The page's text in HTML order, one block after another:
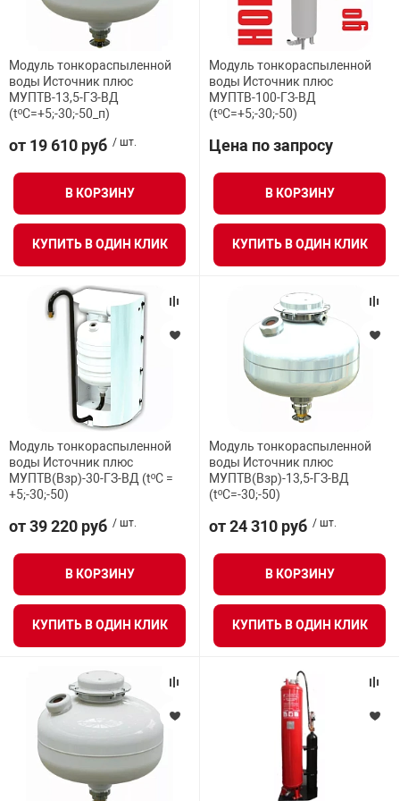
решения
безопасность
установки
оборудование
управления
и аналитики
объектов
периметра
и экипировка
Средства
Стволы
Установки
Шкафы
Щиты
Табло
Термошкафы
Масса модуля полная (без ОТВ)
Оъем баллона для хранения газа-вытеснителя
Масса воды, заправляемая в сосуд
Продолжительность действия в диапазоне
температур окружающей среды, с
Вместимость сосуда
Модуль тонкораспыленной
воды Источник плюс
МУПТВ-13,5-ГЗ-ВД
(tºC=+5;-30;-50_п)
от 19 610 руб / шт.
В КОРЗИНУ
КУПИТЬ В ОДИН КЛИК
Модуль тонкораспыленной
воды Источник плюс
МУПТВ-100-ГЗ-ВД
(tºC=+5;-30;-50)
Цена по запросу
В КОРЗИНУ
КУПИТЬ В ОДИН КЛИК
Модуль тонкораспыленной
воды Источник плюс
МУПТВ(Взр)-30-ГЗ-ВД (tºC =
+5;-30;-50)
от 39 220 руб / шт.
В КОРЗИНУ
КУПИТЬ В ОДИН КЛИК
Модуль тонкораспыленной
воды Источник плюс
МУПТВ(Взр)-13,5-ГЗ-ВД
(tºC=-30;-50)
от 24 310 руб / шт.
В КОРЗИНУ
КУПИТЬ В ОДИН КЛИК